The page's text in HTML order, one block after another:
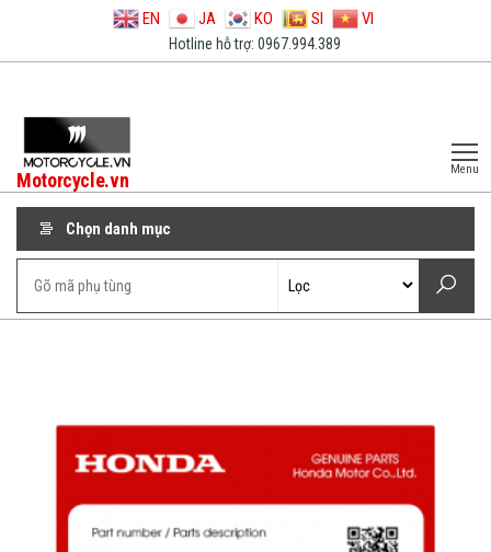
EN JA KO SI VI
Hotline hỗ trợ: 0967.994.389
Motorcycle.vn Menu
Chọn danh mục